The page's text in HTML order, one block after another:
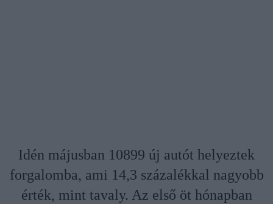
Idén májusban 10899 új autót helyeztek
forgalomba, ami 14,3 százalékkal nagyobb
érték, mint tavaly. Az első öt hónapban